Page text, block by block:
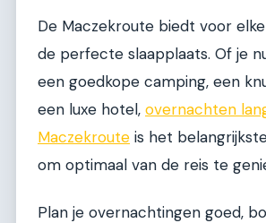
De Maczekroute biedt voor
de perfecte slaapplaats. Of je
een goedkope camping, een
een luxe hotel, overnachten
Maczekroute is het
om optimaal van de reis te
Plan je overnachtingen goed,